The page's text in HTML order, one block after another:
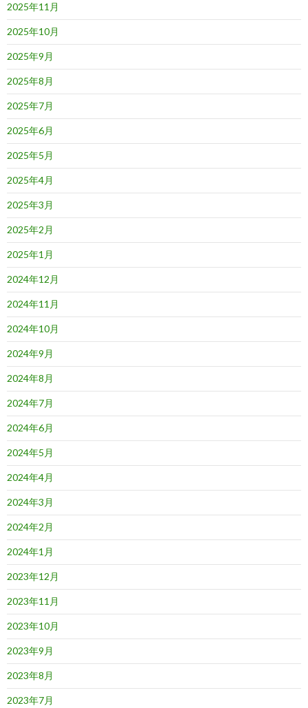
2025年11月
2025年10月
2025年9月
2025年8月
2025年7月
2025年6月
2025年5月
2025年4月
2025年3月
2025年2月
2025年1月
2024年12月
2024年11月
2024年10月
2024年9月
2024年8月
2024年7月
2024年6月
2024年5月
2024年4月
2024年3月
2024年2月
2024年1月
2023年12月
2023年11月
2023年10月
2023年9月
2023年8月
2023年7月